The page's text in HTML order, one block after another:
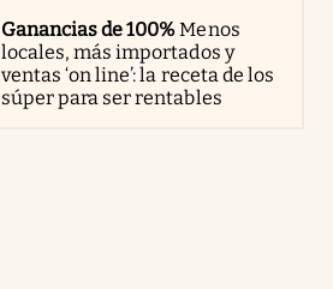
Ganancias de 100%Menos
locales, más importados y
ventas ‘on line’: la receta de los
súper para ser rentables